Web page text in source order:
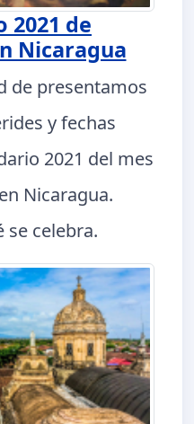
2021 de
Nicaragua
de presentamos
y fechas
2021 del mes
Nicaragua.
se celebra.